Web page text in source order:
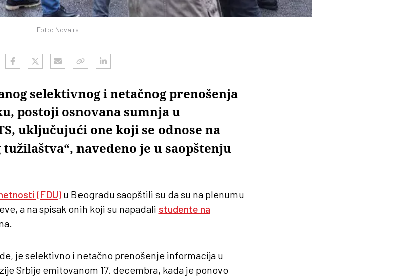
Foto: Nova.rs
selektivnog i netačnog prenošenja
postoji osnovana sumnja u
uključujući one koji se odnose na
navedeno je u saopštenju
(FDU)u Beogradu saopštili su da su na plenumu
a na spisak onih koji su napadali studente na
je selektivno i netačno prenošenje informacija u
Srbije emitovanom 17. decembra, kada je ponovo